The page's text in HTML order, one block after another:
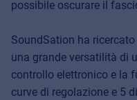
possibile oscurare il
SoundSation ha
una grande versatilità di
controllo elettronico e la
curve di regolazione e 5